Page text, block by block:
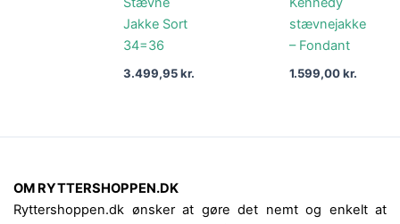
Jakke Sort
34=36
3.499,95kr.
stævnejakke
– Fondant
1.599,00kr.
OM RYTTERSHOPPEN.DK
Ryttershoppen.dk ønsker at gøre det nemt og enkelt at